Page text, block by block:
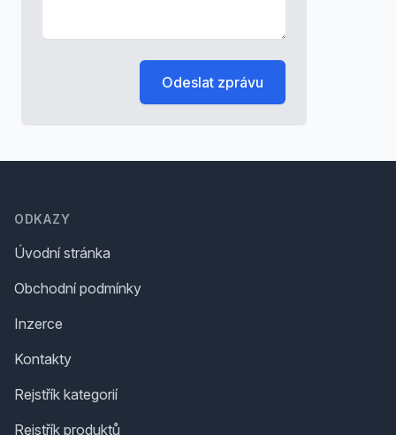
Odeslat zprávu
ODKAZY
Úvodní stránka
Obchodní podmínky
Inzerce
Kontakty
Rejstřík kategorií
Rejstřík produktů